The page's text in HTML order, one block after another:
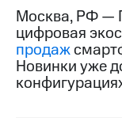
Контакты
Медиа-центр
Пресс-
релизы
Москва, РФ —
цифровая
продаж
Новинки уже